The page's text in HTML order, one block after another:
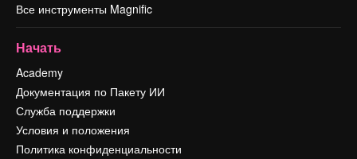
Все инструменты Magnific
Начать
Academy
Документация по Пакету ИИ
Служба поддержки
Условия и положения
Политика конфиденциальности